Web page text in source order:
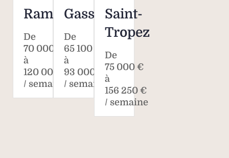
Ramatuelle
De
70 000 €
à
120 000 €
/ semaine
Gassin
De
65 100 €
à
93 000 €
/ semaine
Saint-
Tropez
De
75 000 €
à
156 250 €
/ semaine